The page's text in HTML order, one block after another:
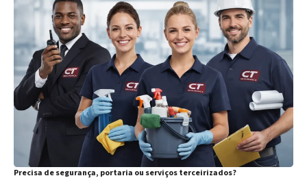
Precisa de segurança, portaria ou serviços terceirizados?